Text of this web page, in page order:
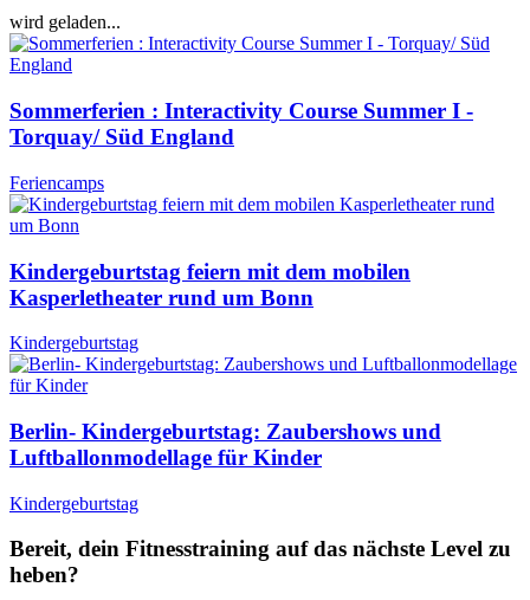
wird geladen...
Sommerferien : Interactivity Course Summer I -
Torquay/ Süd England
Feriencamps
Kindergeburtstag feiern mit dem mobilen
Kasperletheater rund um Bonn
Kindergeburtstag
Berlin- Kindergeburtstag: Zaubershows und
Luftballonmodellage für Kinder
Kindergeburtstag
Bereit, dein Fitnesstraining auf das nächste Level zu
heben?